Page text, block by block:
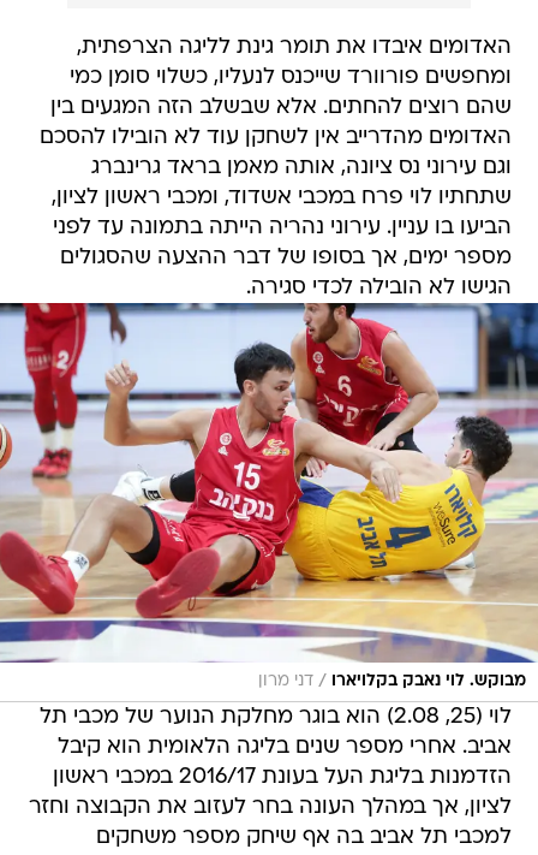
האדומים איבדו את תומר גינת לליגה הצרפתית,
ומחפשים פורוורד שייכנס לנעליו, כשלוי סומן כמי
שהם רוצים להחתים. אלא שבשלב הזה המגעים בין
האדומים מהדרייב אין לשחקן עוד לא הובילו להסכם
וגם עירוני נס ציונה, אותה מאמן בראד גרינברג
שתחתיו לוי פרח במכבי אשדוד, ומכבי ראשון לציון,
הביעו בו עניין. עירוני נהריה הייתה בתמונה עד לפני
מספר ימים, אך בסופו של דבר ההצעה שהסגולים
הגישו לא הובילה לכדי סגירה.
מבוקש. לוי נאבק בקלויארו / דני מרון
לוי (25, 2.08) הוא בוגר מחלקת הנוער של מכבי תל
אביב. אחרי מספר שנים בליגה הלאומית הוא קיבל
הזדמנות בליגת העל בעונת 2016/17 במכבי ראשון
לציון, אך במהלך העונה בחר לעזוב את הקבוצה וחזר
למכבי תל אביב בה אף שיחק מספר משחקים